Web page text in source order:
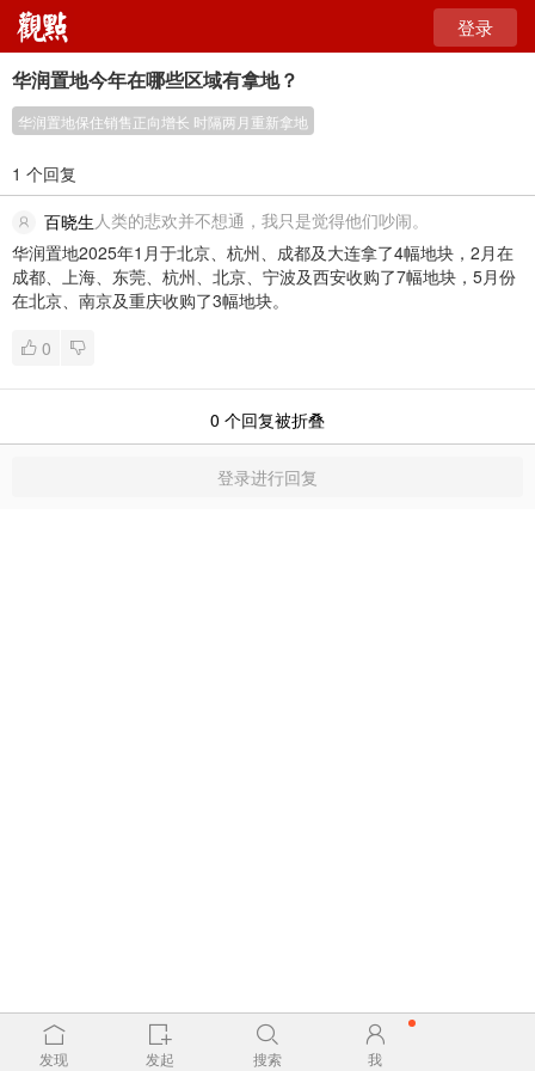
登录
华润置地今年在哪些区域有拿地？
华润置地保住销售正向增长 时隔两月重新拿地
1 个回复
百晓生人类的悲欢并不想通，我只是觉得他们吵闹。
华润置地2025年1月于北京、杭州、成都及大连拿了4幅地块，2月在
成都、上海、东莞、杭州、北京、宁波及西安收购了7幅地块，5月份
在北京、南京及重庆收购了3幅地块。
0
0 个回复被折叠
登录进行回复
发现 发起 搜索 我